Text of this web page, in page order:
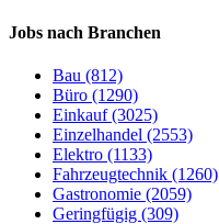
Jobs nach Branchen
Bau (812)
Büro (1290)
Einkauf (3025)
Einzelhandel (2553)
Elektro (1133)
Fahrzeugtechnik (1260)
Gastronomie (2059)
Geringfügig (309)